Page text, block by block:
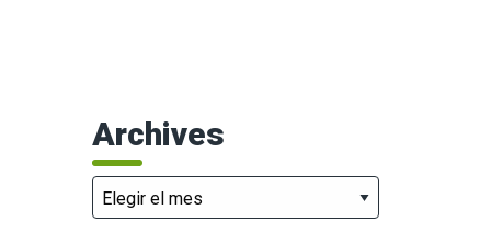
Archives
Archives